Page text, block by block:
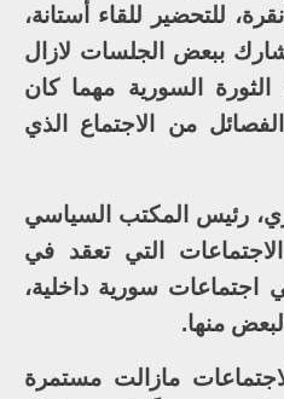
للتحضير للقاء أستانة،
ببعض الجلسات لازال
السورية مهما كان
من الاجتماع الذي
رئيس المكتب السياسي
التي تعقد في
اجتماعات سورية داخلية،
منها.
مازالت مستمرة